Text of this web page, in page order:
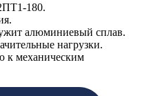
180.
алюминиевый сплав.
нагрузки.
к механическим